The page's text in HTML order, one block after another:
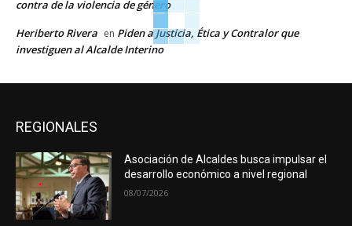
contra de la violencia de género
Heriberto Rivera en Piden a Justicia, Ética y Contralor que
investiguen al Alcalde Interino
REGIONALES
Asociación de Alcaldes busca impulsar el
desarrollo económico a nivel regional
08/07/2026